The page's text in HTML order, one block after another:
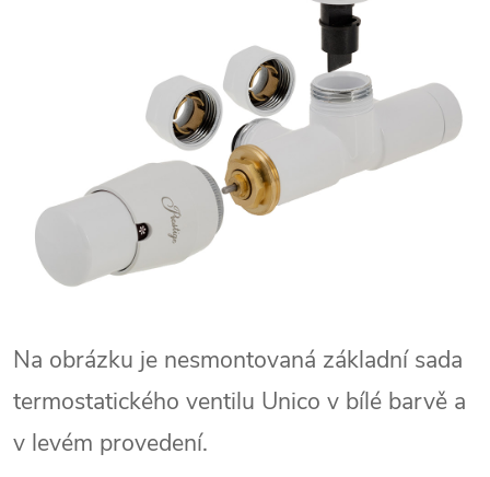
Na obrázku je nesmontovaná základní sada
termostatického ventilu Unico v bílé barvě a
v levém provedení.